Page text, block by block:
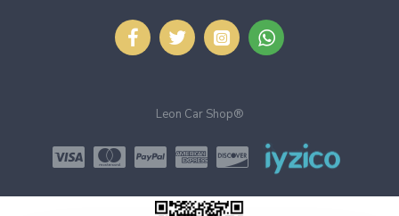
Leon Car Shop®